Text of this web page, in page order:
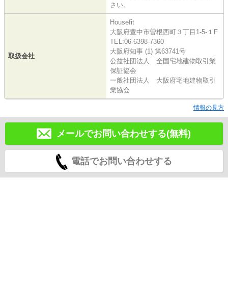
さい。
取扱会社
Housefit
大阪府豊中市曽根西町３丁目1-5-１F
TEL:06-6398-7360
大阪府知事 (1) 第63741号
公益社団法人 全国宅地建物取引業
保証協会
一般社団法人 大阪府宅地建物取引
業協会
情報の見方
メールでお問い合わせする(無料)
電話でお問い合わせする